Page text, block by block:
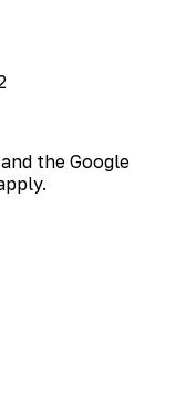
the Google